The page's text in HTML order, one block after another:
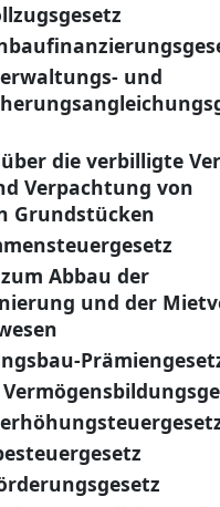
und
über die verbilligte
Verpachtung von
Grundstücken
Abbau der
und der